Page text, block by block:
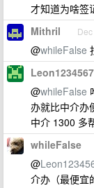
才知道为啥签
Mithril
@whileFalse
Leon1234567
@whileFalse
办就比中介办
中介 1300 多
whileFalse
@
介办（最便宜